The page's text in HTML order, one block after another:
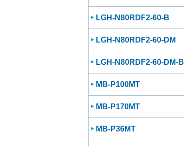
LGH-N80RDF2-60-B
LGH-N80RDF2-60-DM
LGH-N80RDF2-60-DM-B
MB-P100MT
MB-P170MT
MB-P36MT